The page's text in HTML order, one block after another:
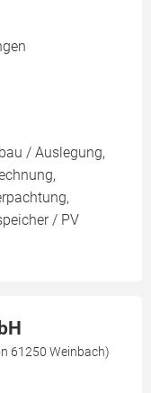
/ Auslegung,
/ PV
61250 Weinbach)